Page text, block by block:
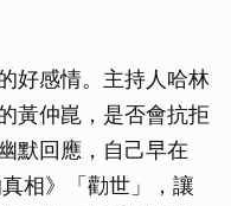
好感情。主持人哈林
黃仲崑，是否會抗拒
默回應，自己早在
相》「勸世」，讓